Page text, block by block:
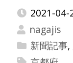
2021-04-
nagajis
新聞記事,